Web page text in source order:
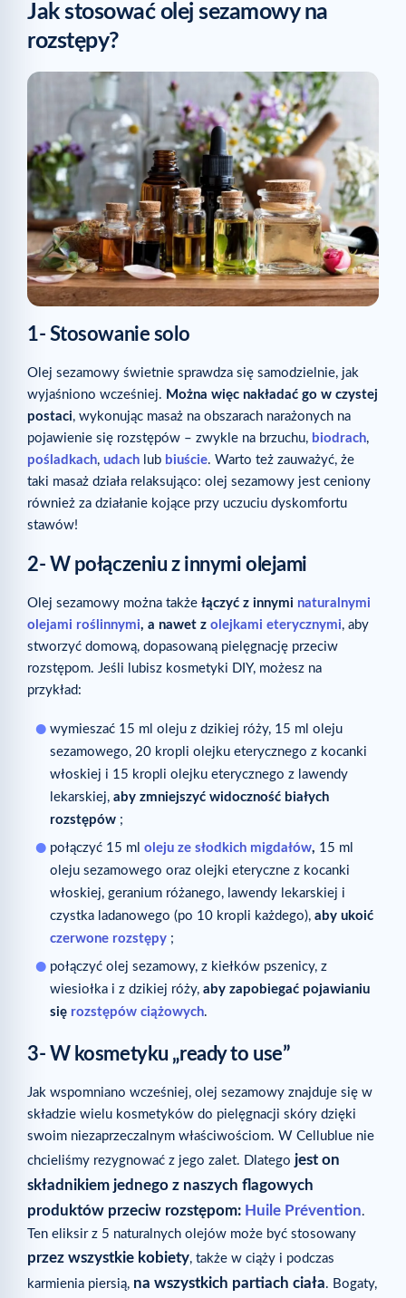
Jak stosować olej sezamowy na
rozstępy?
1- Stosowanie solo
Olej sezamowy świetnie sprawdza się samodzielnie, jak
wyjaśniono wcześniej. Można więc nakładać go w czystej
postaci, wykonując masaż na obszarach narażonych na
pojawienie się rozstępów – zwykle na brzuchu, biodrach,
pośladkach, udach lub biuście. Warto też zauważyć, że
taki masaż działa relaksująco: olej sezamowy jest ceniony
również za działanie kojące przy uczuciu dyskomfortu
stawów!
2- W połączeniu z innymi olejami
Olej sezamowy można także łączyć z innymi naturalnymi
olejami roślinnymi, a nawet z olejkami eterycznymi, aby
stworzyć domową, dopasowaną pielęgnację przeciw
rozstępom. Jeśli lubisz kosmetyki DIY, możesz na
przykład:
wymieszać 15 ml oleju z dzikiej róży, 15 ml oleju
sezamowego, 20 kropli olejku eterycznego z kocanki
włoskiej i 15 kropli olejku eterycznego z lawendy
lekarskiej, aby zmniejszyć widoczność białych
rozstępów ;
połączyć 15 ml oleju ze słodkich migdałów, 15 ml
oleju sezamowego oraz olejki eteryczne z kocanki
włoskiej, geranium różanego, lawendy lekarskiej i
czystka ladanowego (po 10 kropli każdego), aby ukoić
czerwone rozstępy ;
połączyć olej sezamowy, z kiełków pszenicy, z
wiesiołka i z dzikiej róży, aby zapobiegać pojawianiu
się rozstępów ciążowych.
3- W kosmetyku „ready to use”
Jak wspomniano wcześniej, olej sezamowy znajduje się w
składzie wielu kosmetyków do pielęgnacji skóry dzięki
swoim niezaprzeczalnym właściwościom. W Cellublue nie
chcieliśmy rezygnować z jego zalet. Dlatego jest on
składnikiem jednego z naszych flagowych
produktów przeciw rozstępom: Huile Prévention.
Ten eliksir z 5 naturalnych olejów może być stosowany
przez wszystkie kobiety, także w ciąży i podczas
karmienia piersią, na wszystkich partiach ciała. Bogaty,